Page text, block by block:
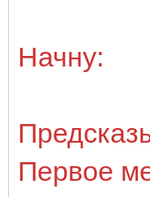
Начну:
Первое